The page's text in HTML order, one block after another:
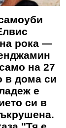
рока —
на 27
в дома си
е
си в